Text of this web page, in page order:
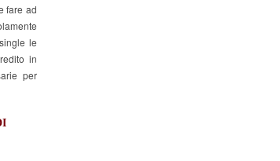
fare ad
le
in
per